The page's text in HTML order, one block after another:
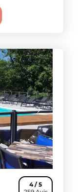
4 / 5